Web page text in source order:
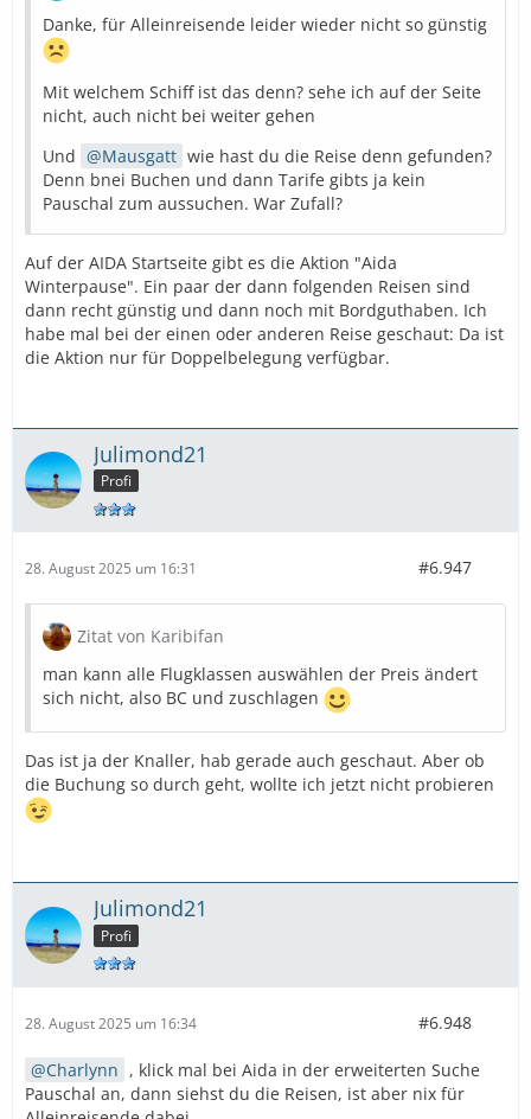
Danke, für Alleinreisende leider wieder nicht so günstig
Mit welchem Schiff ist das denn? sehe ich auf der Seite
nicht, auch nicht bei weiter gehen
Und
Mausgatt wie hast du die Reise denn gefunden?
Denn bnei Buchen und dann Tarife gibts ja kein
Pauschal zum aussuchen. War Zufall?
Auf der AIDA Startseite gibt es die Aktion "Aida
Winterpause". Ein paar der dann folgenden Reisen sind
dann recht günstig und dann noch mit Bordguthaben. Ich
habe mal bei der einen oder anderen Reise geschaut: Da ist
die Aktion nur für Doppelbelegung verfügbar.
Julimond21
Profi
28. August 2025 um 16:31 #6.947
Zitat von Karibifan
man kann alle Flugklassen auswählen der Preis ändert
sich nicht, also BC und zuschlagen
Das ist ja der Knaller, hab gerade auch geschaut. Aber ob
die Buchung so durch geht, wollte ich jetzt nicht probieren
Julimond21
Profi
28. August 2025 um 16:34 #6.948
Charlynn , klick mal bei Aida in der erweiterten Suche
Pauschal an, dann siehst du die Reisen, ist aber nix für